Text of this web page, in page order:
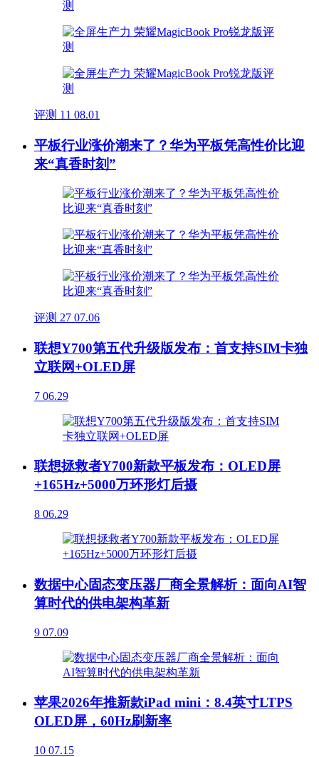
评测 11 08.01
平板行业涨价潮来了？华为平板凭高性价比迎
来“真香时刻”
评测 27 07.06
联想Y700第五代升级版发布：首支持SIM卡独
立联网+OLED屏
7 06.29
联想拯救者Y700新款平板发布：OLED屏
+165Hz+5000万环形灯后摄
8 06.29
数据中心固态变压器厂商全景解析：面向AI智
算时代的供电架构革新
9 07.09
苹果2026年推新款iPad mini：8.4英寸LTPS
OLED屏，60Hz刷新率
10 07.15